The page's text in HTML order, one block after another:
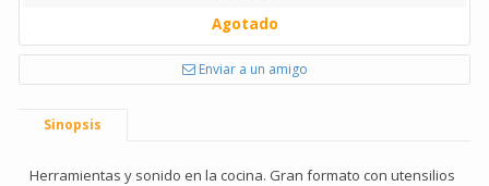
Agotado
Enviar a un amigo
Sinopsis
Herramientas y sonido en la cocina. Gran formato con utensilios